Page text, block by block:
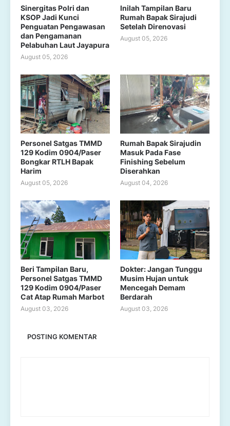
Sinergitas Polri dan
KSOP Jadi Kunci
Penguatan Pengawasan
dan Pengamanan
Pelabuhan Laut Jayapura
August 05, 2026
Inilah Tampilan Baru
Rumah Bapak Sirajudi
Setelah Direnovasi
August 05, 2026
Personel Satgas TMMD
129 Kodim 0904/Paser
Bongkar RTLH Bapak
Harim
August 05, 2026
Rumah Bapak Sirajudin
Masuk Pada Fase
Finishing Sebelum
Diserahkan
August 04, 2026
Beri Tampilan Baru,
Personel Satgas TMMD
129 Kodim 0904/Paser
Cat Atap Rumah Marbot
August 03, 2026
Dokter: Jangan Tunggu
Musim Hujan untuk
Mencegah Demam
Berdarah
August 03, 2026
POSTING KOMENTAR